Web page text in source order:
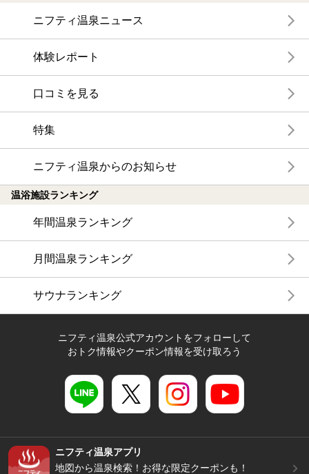
ニフティ温泉ニュース
体験レポート
口コミを見る
特集
ニフティ温泉からのお知らせ
温浴施設ランキング
年間温泉ランキング
月間温泉ランキング
サウナランキング
ニフティ温泉公式アカウントをフォローして
おトク情報やクーポン情報を受け取ろう
ニフティ温泉アプリ
地図から温泉検索！お得な限定クーポンも！